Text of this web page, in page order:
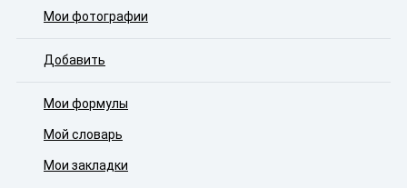
Мои фотографии
Добавить
Мои формулы
Мой словарь
Мои закладки